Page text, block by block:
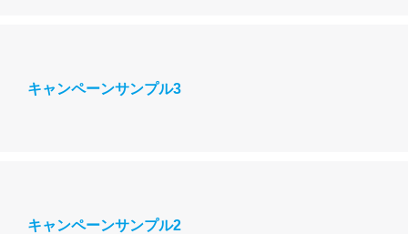
キャンペーンサンプル3
キャンペーンサンプル2